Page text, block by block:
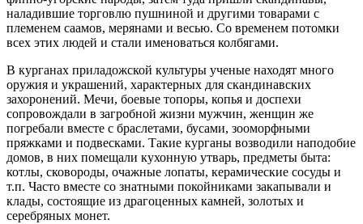
наладившие торговлю пушниной и другими товарами с
племенем саамов, мерянами и весью. Со временем потомки
всех этих людей и стали именоваться колбягами.
В курганах приладожской культуры ученые находят много
оружия и украшений, характерных для скандинавских
захоронений. Мечи, боевые топоры, копья и доспехи
сопровождали в загробной жизни мужчин, женщин же
погребали вместе с браслетами, бусами, зооморфными
пряжками и подвесками. Такие курганы возводили наподобие
домов, в них помещали кухонную утварь, предметы быта:
котлы, сковороды, очажные лопаты, керамические сосуды и
т.п. Часто вместе со знатными покойниками закапывали и
клады, состоящие из драгоценных камней, золотых и
серебряных монет.